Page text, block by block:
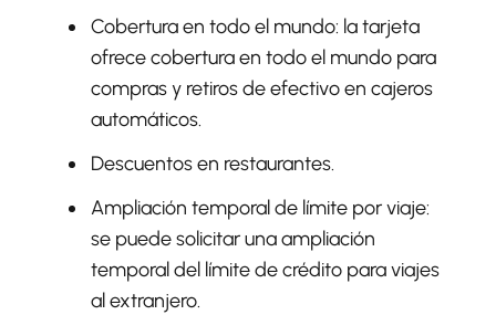
Cobertura en todo el mundo: la tarjeta
ofrece cobertura en todo el mundo para
compras y retiros de efectivo en cajeros
automáticos.
Descuentos en restaurantes.
Ampliación temporal de límite por viaje:
se puede solicitar una ampliación
temporal del límite de crédito para viajes
al extranjero.